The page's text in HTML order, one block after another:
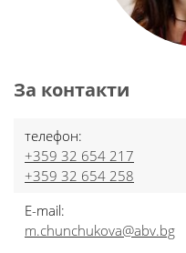
За контакти
телефон:
+359 32 654 217
+359 32 654 258
E-mail:
m.chunchukova@abv.bg